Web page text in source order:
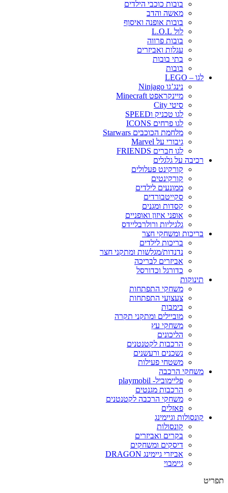
בובות כוכבי הילדים
מאשה והדב
בובות אופנה ואיסוף
לול L.O.L
בובות פרווה
עגלות ואביזרים
בתי בובות
בובות
לגו – LEGO
נינג’גו Ninjago
מיינקראפט Minecraft
סיטי City
לגו טכניק וSPEED
לגו פרחים ICONS
מלחמת הכוכבים Starwars
גיבורי על Marvel
לגו חברים FRIENDS
רכיבה על גלגלים
קורקינט פעלולים
קורקינטים
ממונעים לילדים
סקייטבורדים
קסדות ומגנים
אופני איזון ואופניים
גלגיליות ורולרבליידס
בריכות ומשחקי חצר
בריכות לילדים
נדנדות/מגלשות ומתקני חצר
אביזרים לבריכה
כדורגל וכדורסל
תינוקות
משחקי התפתחות
צעצועי התפתחות
בימבות
מוביילים ומתקני תקרה
משחקי עץ
הליכונים
הרכבות לקטנטנים
נשכנים ורעשנים
משטחי פעילות
משחקי הרכבה
פליימוביל- playmobil
הרכבות מגנטים
משחקי הרכבה לקטנטנים
פאזלים
קונסולות וגיימינג
קונסולות
בקרים ואביזרים
דיסקים ומשחקים
אביזרי גיימינג DRAGON
גיימבוי
תפריט